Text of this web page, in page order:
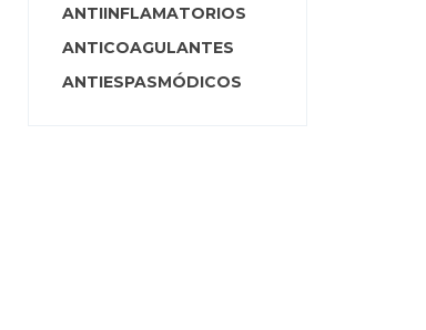
ANTIINFLAMATORIOS
ANTICOAGULANTES
ANTIESPASMÓDICOS